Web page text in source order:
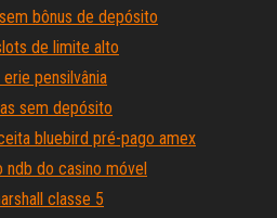
bônus de depósito
de limite alto
pensilvânia
sem depósito
bluebird pré-pago amex
ndb do casino móvel
classe 5